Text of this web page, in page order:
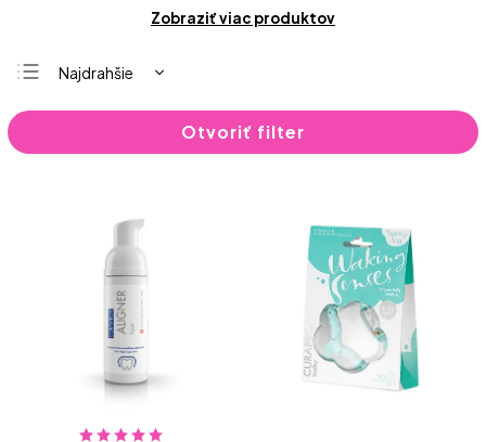
Zobraziť viac produktov
Najdrahšie
Najlacnejšie
Otvoriť filter